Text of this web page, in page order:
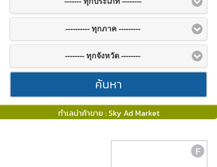
---------- ทุกภาค ---------
-------- ทุกจังหวัด --------
ค้นหา
ทำเลน่าค้าขาย : Sky Ad Market